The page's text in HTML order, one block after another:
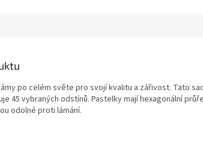
po celém světe pro svojí kvalitu a zářivost. Tato
45 vybraných odstínů. Pastelky mají hexagonální
odolné proti lámání.